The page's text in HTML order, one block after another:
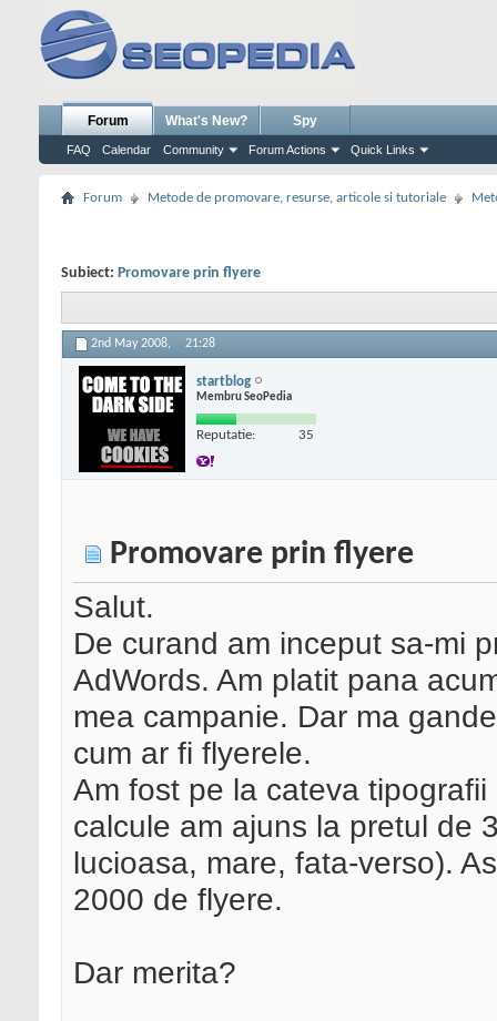
Forum
FAQ Calendar Community Forum Actions Quick Links
What's New? Spy
Forum Metode de promovare, resurse, articole si tutoriale
Subiect: Promovare prin flyere
2nd May 2008, 21:28
startblog
Membru SeoPedia
Reputatie: 35
Promovare prin flyere
Salut.
De curand am inceput sa-mi
AdWords. Am platit pana
mea campanie. Dar ma
cum ar fi flyerele.
Am fost pe la cateva
calcule am ajuns la pretul de
lucioasa, mare, fata-verso).
2000 de flyere.
Dar merita?